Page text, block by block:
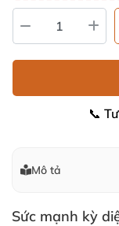
📞
Mô tả
Sức mạnh kỳ